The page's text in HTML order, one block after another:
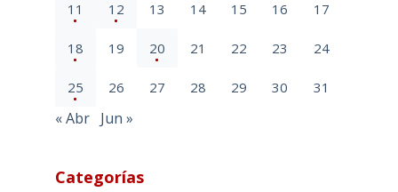
11 12 13 14 15 16 17
18 19 20 21 22 23 24
25 26 27 28 29 30 31
« Abr Jun »
Categorías